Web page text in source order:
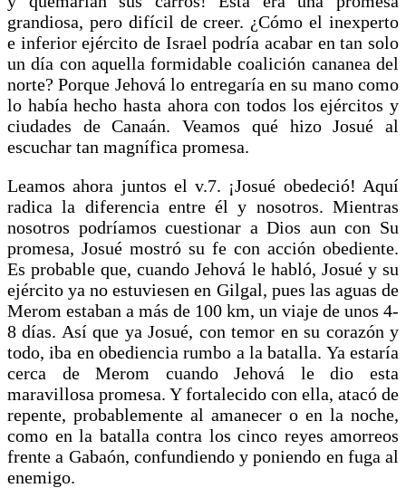
grandiosa, pero difícil de creer. ¿Cómo el inexperto
e inferior ejército de Israel podría acabar en tan solo
un día con aquella formidable coalición cananea del
norte? Porque Jehová lo entregaría en su mano como
lo había hecho hasta ahora con todos los ejércitos y
ciudades de Canaán. Veamos qué hizo Josué al
escuchar tan magnífica promesa.
Leamos ahora juntos el v.7. ¡Josué obedeció! Aquí
radica la diferencia entre él y nosotros. Mientras
nosotros podríamos cuestionar a Dios aun con Su
promesa, Josué mostró su fe con acción obediente.
Es probable que, cuando Jehová le habló, Josué y su
ejército ya no estuviesen en Gilgal, pues las aguas de
Merom estaban a más de 100 km, un viaje de unos 4-
8 días. Así que ya Josué, con temor en su corazón y
todo, iba en obediencia rumbo a la batalla. Ya estaría
cerca de Merom cuando Jehová le dio esta
maravillosa promesa. Y fortalecido con ella, atacó de
repente, probablemente al amanecer o en la noche,
como en la batalla contra los cinco reyes amorreos
frente a Gabaón, confundiendo y poniendo en fuga al
enemigo.